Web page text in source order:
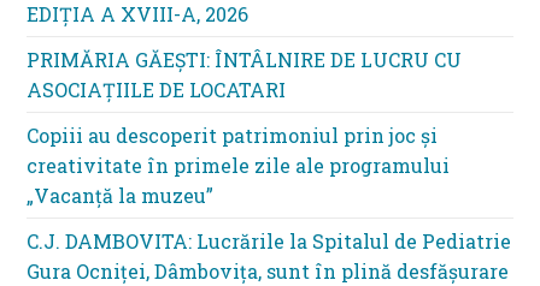
EDIŢIA A XVIII-A, 2026
PRIMĂRIA GĂEȘTI: ÎNTÂLNIRE DE LUCRU CU
ASOCIAȚIILE DE LOCATARI
Copiii au descoperit patrimoniul prin joc și
creativitate în primele zile ale programului
„Vacanță la muzeu”
C.J. DAMBOVITA: Lucrările la Spitalul de Pediatrie
Gura Ocniței, Dâmbovița, sunt în plină desfășurare